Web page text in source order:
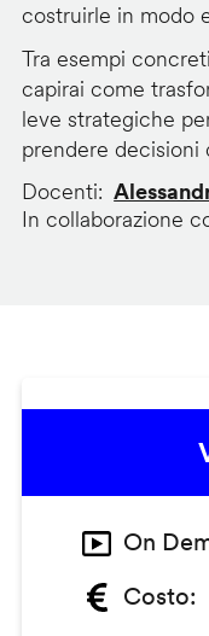
costruirle in modo
Tra esempi
capirai come
leve strategiche
prendere decisioni
Docenti
In collaborazione
On
Costo